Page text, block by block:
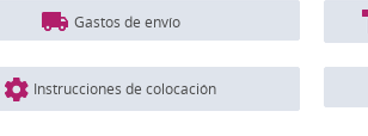
Gastos de envío
Instrucciones de colocación